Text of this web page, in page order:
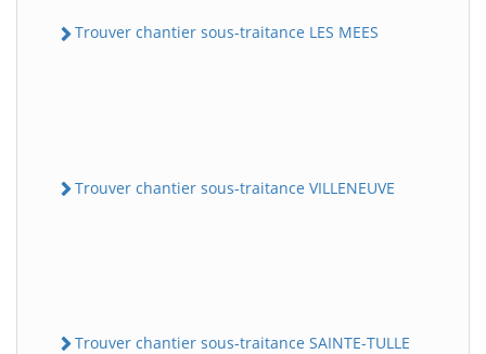
Trouver chantier sous-traitance LES MEES
Trouver chantier sous-traitance VILLENEUVE
Trouver chantier sous-traitance SAINTE-TULLE